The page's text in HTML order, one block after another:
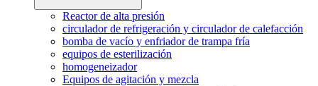
Reactor de alta presión
circulador de refrigeración y circulador de calefacción
bomba de vacío y enfriador de trampa fría
equipos de esterilización
homogeneizador
Equipos de agitación y mezcla